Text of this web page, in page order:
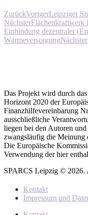
ZurückVorigerLeipziger
NächsterFlächenkraftwerk
Einbindung dezentraler
WärmeversorgungNächster
Das Projekt wird durch
Horizont 2020 der
Finanzhilfevereinbarung
ausschließliche
liegen bei den Autoren
zwangsläufig die Meinung
Die Europäische
Verwendung der hier
SPARCS Leipzig © 2026.
Kontakt
Impressum und